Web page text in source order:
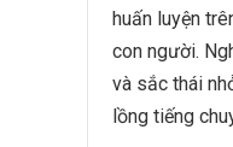
huấn luyện
con người.
và sắc thái
lồng tiếng